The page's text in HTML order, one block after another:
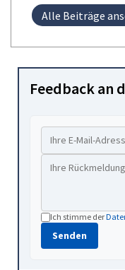
Alle Beiträge
Feedback an
Ich stimme der
Senden